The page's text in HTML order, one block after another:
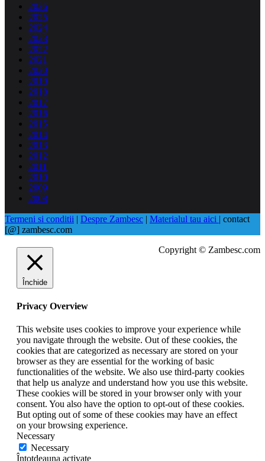
2026
2025
2024
2023
2022
2021
2020
2019
2018
2017
2016
2015
2014
2013
2012
2011
2010
2009
2008
Termeni si conditii | Despre Zambesc | Materialul tau aici | contact
[@] zambesc.com
Copyright © Zambesc.com
Închide
Privacy Overview
This website uses cookies to improve your experience while
you navigate through the website. Out of these cookies, the
cookies that are categorized as necessary are stored on your
browser as they are essential for the working of basic
functionalities of the website. We also use third-party cookies
that help us analyze and understand how you use this website.
These cookies will be stored in your browser only with your
consent. You also have the option to opt-out of these cookies.
But opting out of some of these cookies may have an effect
on your browsing experience.
Necessary
Necessary
Întotdeauna activate